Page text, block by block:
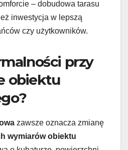
– dobudowa tarasu
inwestycja w lepszą
czy użytkowników.
przy
obiektu
zawsze oznacza zmianę
wymiarów obiektu